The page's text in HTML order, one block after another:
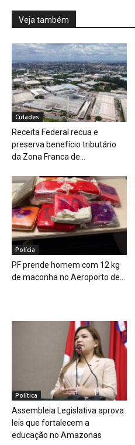
Veja também
Cidades
Receita Federal recua e
preserva benefício tributário
da Zona Franca de...
Polícia
PF prende homem com 12 kg
de maconha no Aeroporto de...
Política
Assembleia Legislativa aprova
leis que fortalecem a
educação no Amazonas